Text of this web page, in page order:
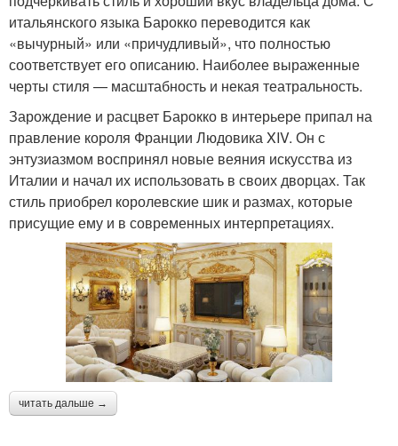
итальянского языка Барокко переводится как
«вычурный» или «причудливый», что полностью
соответствует его описанию. Наиболее выраженные
черты стиля — масштабность и некая театральность.
Зарождение и расцвет Барокко в интерьере припал на
правление короля Франции Людовика XIV. Он с
энтузиазмом воспринял новые веяния искусства из
Италии и начал их использовать в своих дворцах. Так
стиль приобрел королевские шик и размах, которые
присущие ему и в современных интерпретациях.
читать дальше →